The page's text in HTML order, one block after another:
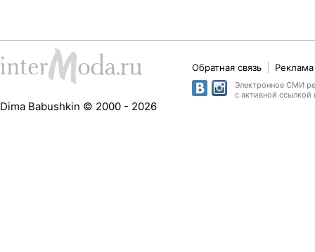
Dima Babushkin © 2000 - 2026
Обратная связь
Электронное СМИ
с активной ссылкой